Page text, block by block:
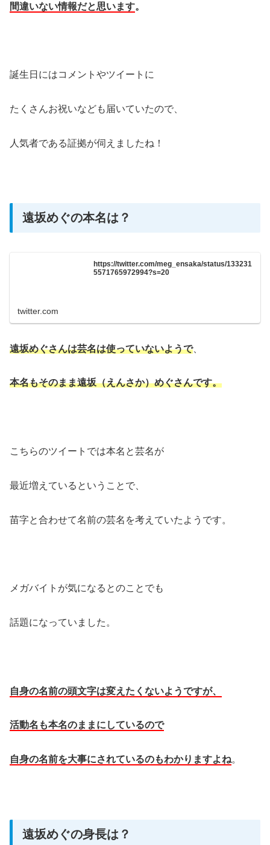
間違いない情報だと思います。
誕生日にはコメントやツイートに
たくさんお祝いなども届いていたので、
人気者である証拠が伺えましたね！
遠坂めぐの本名は？
https://twitter.com/meg_ensaka/status/133231
5571765972994?s=20
twitter.com
遠坂めぐさんは芸名は使っていないようで、
本名もそのまま遠坂（えんさか）めぐさんです。
こちらのツイートでは本名と芸名が
最近増えているということで、
苗字と合わせて名前の芸名を考えていたようです。
メガバイトが気になるとのことでも
話題になっていました。
自身の名前の頭文字は変えたくないようですが、
活動名も本名のままにしているので
自身の名前を大事にされているのもわかりますよね。
遠坂めぐの身長は？